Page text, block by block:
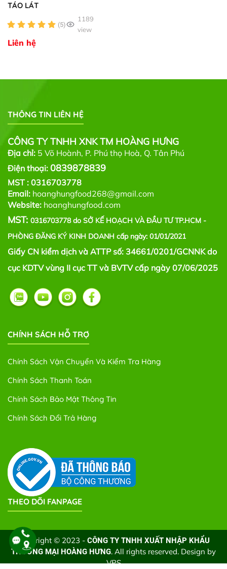
TÁO LÁT
(5)
1189
view
Liên hệ
THÔNG TIN LIÊN HỆ
CÔNG TY TNHH XNK TM HOÀNG HƯNG
Địa chỉ: 5 Võ Hoành, P. Phú thọ Hoà, Q. Tân Phú
Điện thoại: 0839878839
MST : 0316703778
Email: hoanghungfood268@gmail.com
Website: hoanghungfood.com
MST: 0316703778 do SỞ KẾ HOẠCH VÀ ĐẦU TƯ TP.HCM -
PHÒNG ĐĂNG KÝ KINH DOANH cấp ngày: 01/01/2021
Giấy CN kiểm dịch và ATTP số: 34661/0201/GCNNK do
cục KDTV vùng II cục TT và BVTV cấp ngày 07/06/2025
CHÍNH SÁCH HỖ TRỢ
Chính Sách Vận Chuyển Và Kiểm Tra Hàng
Chính Sách Thanh Toán
Chính Sách Bảo Mật Thông Tin
Chính Sách Đổi Trả Hàng
THEO DÕI FANPAGE
Copyright © 2023 - CÔNG TY TNHH XUẤT NHẬP KHẨU
THƯƠNG MẠI HOÀNG HƯNG. All rights reserved. Design by
VPS